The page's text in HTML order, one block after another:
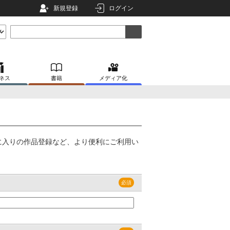
新規登録 ログイン
ス 書籍 メディア化
りの作品登録など、より便利にご利用い